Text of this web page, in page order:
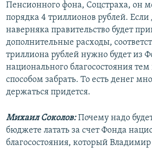
Пенсионного фона, Соцстраха, он
порядка 4 триллионов рублей. Если
наверняка правительство будет
дополнительные расходы,
триллиона рублей нужно будет из
национального благосостояния
способом забрать. То есть денег
держаться придется.
Михаил Соколов:Почему надо
бюджете латать за счет Фонда
благосостояния, который